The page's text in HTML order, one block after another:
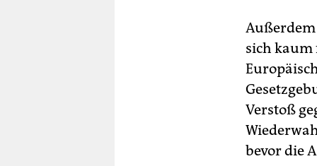
sich kaum
Verstoß
bevor die